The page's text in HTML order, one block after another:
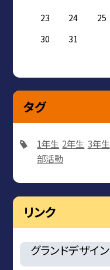
23
24 25
30
31
タグ
1年生 2年生 3年生
部活動
リンク
グランドデザイン